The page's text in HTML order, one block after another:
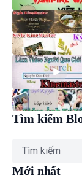
Tìm kiếm
Mới nhất